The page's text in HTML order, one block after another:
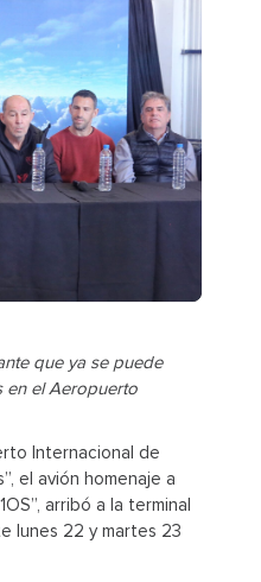
que ya se puede
en el Aeropuerto
Internacional de
el avión homenaje a
arribó a la terminal
lunes 22 y martes 23